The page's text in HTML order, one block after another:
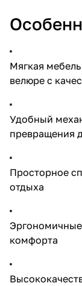
Мягкая
велюре с
Удобный
превращения
Просторное
отдыха
комфорта